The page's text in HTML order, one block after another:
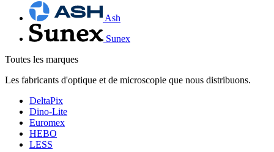
Ash
Sunex
Toutes les marques
Les fabricants d'optique et de microscopie que nous distribuons.
DeltaPix
Dino-Lite
Euromex
HEBO
LESS